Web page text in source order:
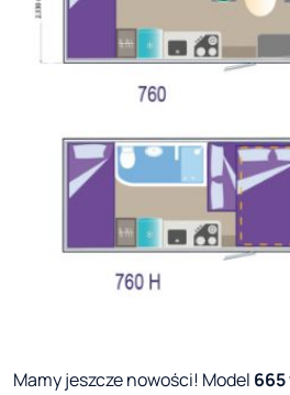
Mamy jeszcze nowości! Model 665